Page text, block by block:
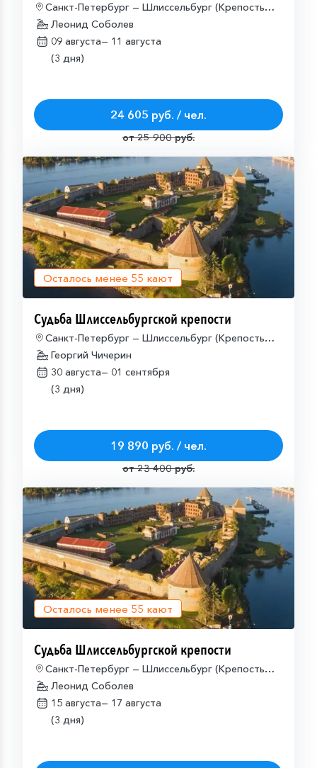
Санкт-Петербург — Шлиссельбург (Крепость
Орешек) — Санкт-Петербург
Леонид Соболев
09 августа— 11 августа
(3 дня)
24 605 руб. / чел.
от 25 900 руб.
Осталось менее 55 кают
Судьба Шлиссельбургской крепости
Санкт-Петербург — Шлиссельбург (Крепость
Орешек) — Санкт-Петербург
Георгий Чичерин
30 августа— 01 сентября
(3 дня)
19 890 руб. / чел.
от 23 400 руб.
Осталось менее 55 кают
Судьба Шлиссельбургской крепости
Санкт-Петербург — Шлиссельбург (Крепость
Орешек) — Санкт-Петербург
Леонид Соболев
15 августа— 17 августа
(3 дня)